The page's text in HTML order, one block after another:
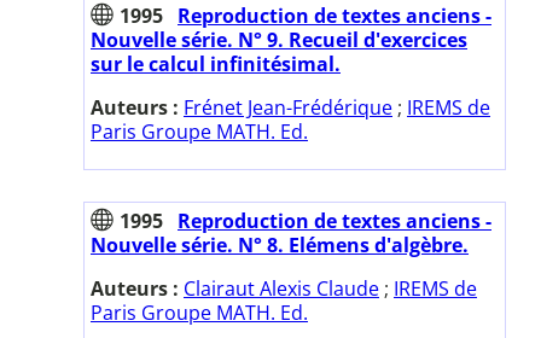
1995 Reproduction de textes anciens -
Nouvelle série. N° 9. Recueil d'exercices
sur le calcul infinitésimal.
Auteurs : Frénet Jean-Frédérique ; IREMS de
Paris Groupe MATH. Ed.
1995 Reproduction de textes anciens -
Nouvelle série. N° 8. Elémens d'algèbre.
Auteurs : Clairaut Alexis Claude ; IREMS de
Paris Groupe MATH. Ed.